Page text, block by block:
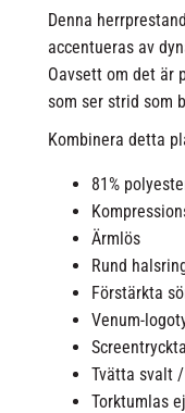
Denna
accentueras av
Oavsett om det är
som ser strid som
Kombinera detta
81%
Ärmlös
Rund
Förstärkta
Venum-
Tvätta svalt /
Torktumlas ej